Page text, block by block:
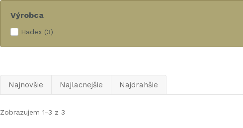
Výrobca
Hadex (3)
Najnovšie Najlacnejšie Najdrahšie
Zobrazujem 1-3 z 3